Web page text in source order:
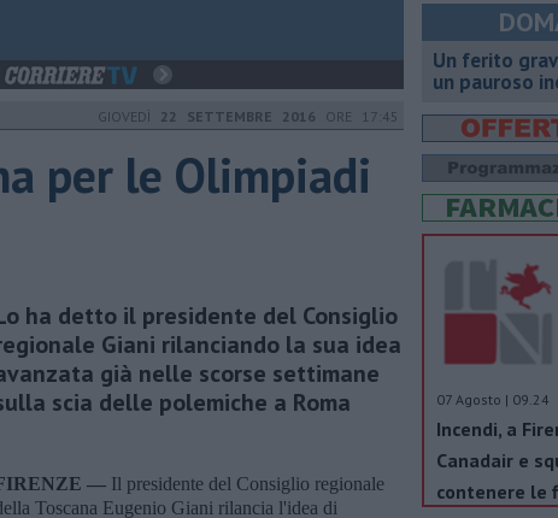
GIOVEDÌ 22 SETTEMBRE 2016 ORE 17:45
per le Olimpiadi
ha detto il presidente del Consiglio
Giani rilanciando la sua idea
già nelle scorse settimane
scia delle polemiche a Roma
— Il presidente del Consiglio regionale
Toscana Eugenio Giani rilancia l'idea di
Un ferito
un pauroso
07 Agosto | 09.24
Incendi, a
Canadair e
contenere le